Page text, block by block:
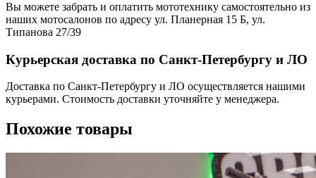
Вы можете забрать и оплатить мототехнику самостоятельно из
наших мотосалонов по адресу ул. Планерная 15 Б, ул.
Типанова 27/39
Курьерская доставка по Санкт-Петербургу и ЛО
Доставка по Санкт-Петербургу и ЛО осуществляется нашими
курьерами. Стоимость доставки уточняйте у менеджера.
Похожие товары